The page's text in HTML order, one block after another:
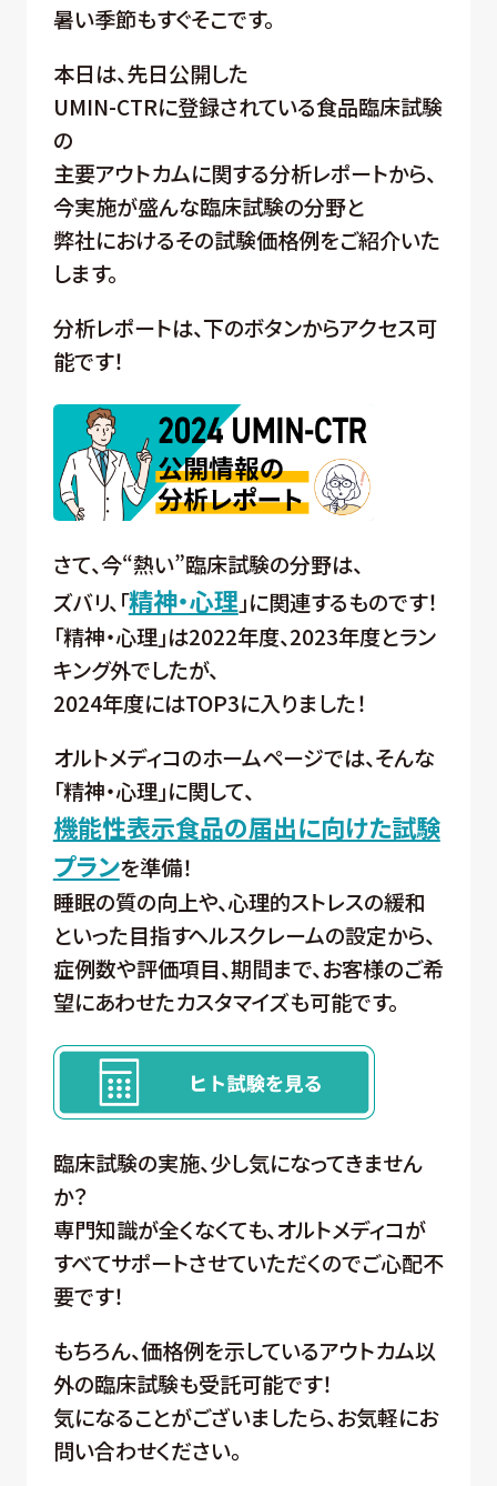
暑い季節もすぐそこです。
本日は、先日公開した
UMIN-CTRに登録されている食品臨床試験
の
主要アウトカムに関する分析レポートから、
今実施が盛んな臨床試験の分野と
弊社におけるその試験価格例をご紹介いた
します。
分析レポートは、下のボタンからアクセス可
能です！
さて、今“熱い”臨床試験の分野は、
ズバリ、「精神・心理 」に関連するものです！
「精神・心理」は2022年度、2023年度とラン
キング外でしたが、
2024年度にはTOP3に入りました！
オルトメディコのホームページでは、そんな
「精神・心理」に関して、
機能性表示食品の届出に向けた試験
プランを準備！
睡眠の質の向上や、心理的ストレスの緩和
といった目指すヘルスクレームの設定から、
症例数や評価項目、期間まで、お客様のご希
望にあわせたカスタマイズも可能です。
臨床試験の実施、少し気になってきません
か？
専門知識が全くなくても、オルトメディコが
すべてサポートさせていただくのでご心配不
要です！
もちろん、価格例を示しているアウトカム以
外の臨床試験も受託可能です！
気になることがございましたら、お気軽にお
問い合わせください。